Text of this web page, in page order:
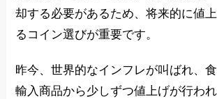
却する必要があるため、将来的に値
るコイン選びが重要です。
昨今、世界的なインフレが叫ばれ、食
輸入商品から少しずつ値上げが行わ